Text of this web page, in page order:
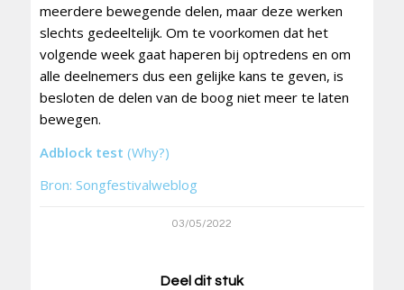
meerdere bewegende delen, maar deze werken
slechts gedeeltelijk. Om te voorkomen dat het
volgende week gaat haperen bij optredens en om
alle deelnemers dus een gelijke kans te geven, is
besloten de delen van de boog niet meer te laten
bewegen.
Adblock test (Why?)
Bron: Songfestivalweblog
03/05/2022
Deel dit stuk